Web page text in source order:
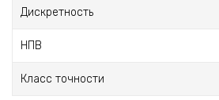
Дискретность
НПВ
Класс точности